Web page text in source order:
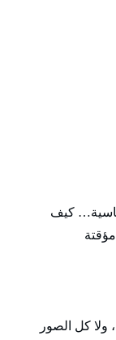
كيف
ولا كل الصور